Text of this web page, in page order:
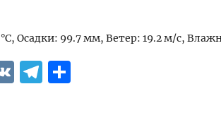
Осадки: 99.7 мм, Ветер: 19.2 м/с,
VK Telegram